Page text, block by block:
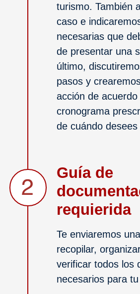
turismo. También
caso e
necesarias que
de presentar una
último,
pasos y
acción de acuerdo
cronograma
de cuándo desees
Guía de
requierida
Te enviaremos
recopilar,
verificar todos los
necesarios para